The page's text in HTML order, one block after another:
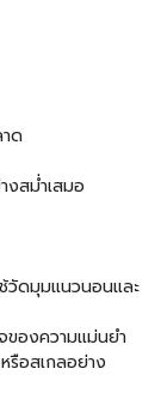
ด
งสม่ำเสมอ
วัดมุมแนวนอนและ
ของความแม่นยำ
รือสเกลอย่าง